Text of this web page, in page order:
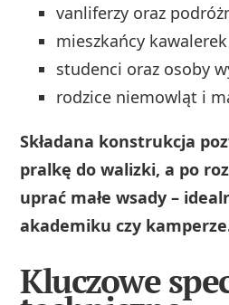
vanliferzy oraz
mieszkańcy
studenci oraz osoby
rodzice niemowląt i
Składana konstrukcja
pralkę do walizki, a po
uprać małe wsady –
akademiku czy
Kluczowe